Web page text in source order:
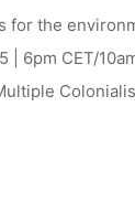
for the
| 6pm CET/